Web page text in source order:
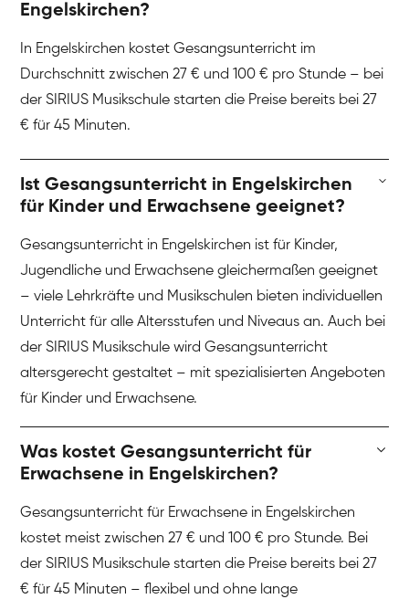
Engelskirchen?
In Engelskirchen kostet Gesangsunterricht im
Durchschnitt zwischen 27 € und 100 € pro Stunde – bei
der SIRIUS Musikschule starten die Preise bereits bei 27
€ für 45 Minuten.
Ist Gesangsunterricht in Engelskirchen
für Kinder und Erwachsene geeignet?
Gesangsunterricht in Engelskirchen ist für Kinder,
Jugendliche und Erwachsene gleichermaßen geeignet
– viele Lehrkräfte und Musikschulen bieten individuellen
Unterricht für alle Altersstufen und Niveaus an. Auch bei
der SIRIUS Musikschule wird Gesangsunterricht
altersgerecht gestaltet – mit spezialisierten Angeboten
für Kinder und Erwachsene.
Was kostet Gesangsunterricht für
Erwachsene in Engelskirchen?
Gesangsunterricht für Erwachsene in Engelskirchen
kostet meist zwischen 27 € und 100 € pro Stunde. Bei
der SIRIUS Musikschule starten die Preise bereits bei 27
€ für 45 Minuten – flexibel und ohne lange